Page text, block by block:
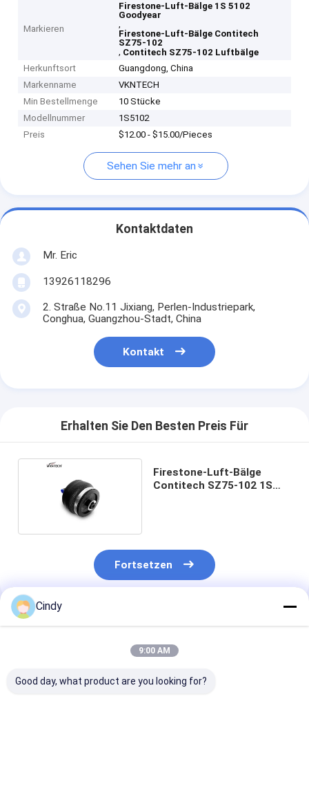
Markieren
Firestone-Luft-Bälge 1S 5102
Goodyear
,
Firestone-Luft-Bälge Contitech
SZ75-102
, Contitech SZ75-102 Luftbälge
Herkunftsort
Guangdong, China
Markenname
VKNTECH
Min Bestellmenge
10 Stücke
Modellnummer
1S5102
Preis
$12.00 - $15.00/Pieces
Sehen Sie mehr an
Kontaktdaten
Mr. Eric
13926118296
2. Straße No.11 Jixiang, Perlen-Industriepark,
Conghua, Guangzhou-Stadt, China
Kontakt
Erhalten Sie Den Besten Preis Für
Firestone-Luft-Bälge
Contitech SZ75-102 1S
Fortsetzen
Empfohlene Produkte
Cindy
9:00 AM
Good day, what product are you looking for?